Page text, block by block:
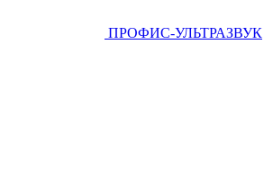
ПРОФИС-УЛЬТРАЗВУК